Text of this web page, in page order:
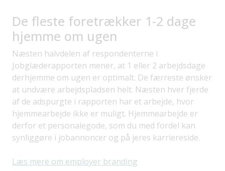
De fleste foretrækker 1-2 dage
hjemme om ugen
Næsten halvdelen af respondenterne i
Jobglæderapporten mener, at 1 eller 2 arbejdsdage
derhjemme om ugen er optimalt. De færreste ønsker
at undvære arbejdspladsen helt. Næsten hver fjerde
af de adspurgte i rapporten har et arbejde, hvor
hjemmearbejde ikke er muligt. Hjemmearbejde er
derfor et personalegode, som du med fordel kan
synliggøre i jobannoncer og på jeres karriereside.
Læs mere om employer branding